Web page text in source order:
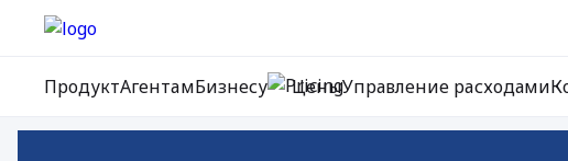
ПродуктАгентамБизнесу ЦеныУправление расходами